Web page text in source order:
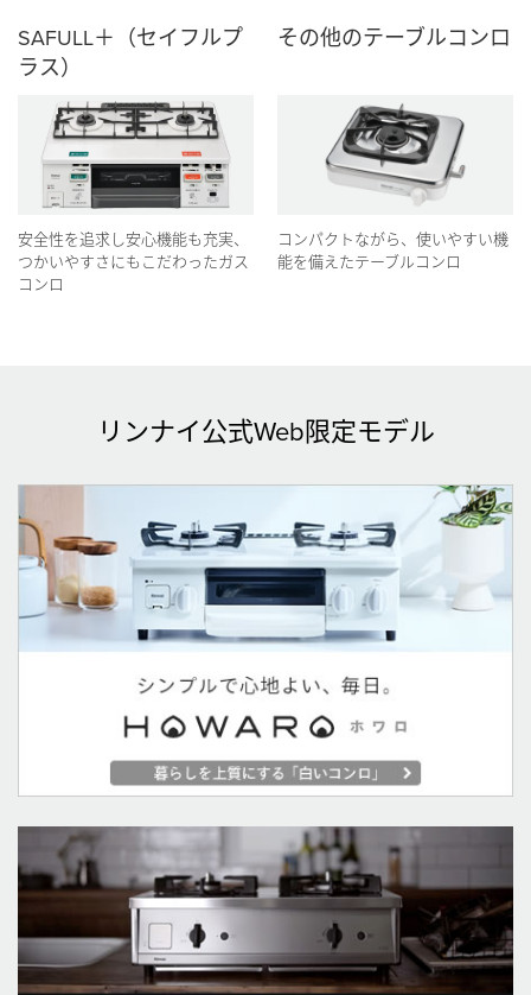
SAFULL＋（セイフルプ
ラス）
安全性を追求し安心機能も充実、
つかいやすさにもこだわったガス
コンロ
その他のテーブルコンロ
コンパクトながら、使いやすい機
能を備えたテーブルコンロ
リンナイ公式Web限定モデル